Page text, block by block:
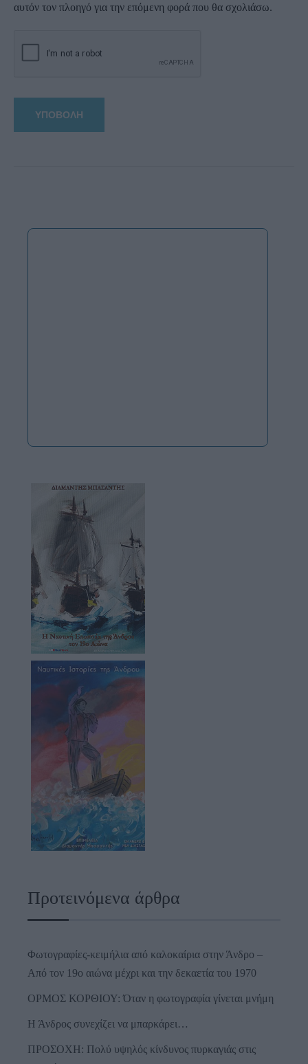
αυτόν τον πλοηγό για την επόμενη φορά που θα σχολιάσω.
Προτεινόμενα άρθρα
Φωτογραφίες-κειμήλια από καλοκαίρια στην Άνδρο –
Από τον 19ο αιώνα μέχρι και την δεκαετία του 1970
ΟΡΜΟΣ ΚΟΡΘΙΟΥ: Όταν η φωτογραφία γίνεται μνήμη
Η Άνδρος συνεχίζει να μπαρκάρει…
ΠΡΟΣΟΧΗ: Πολύ υψηλός κίνδυνος πυρκαγιάς στις